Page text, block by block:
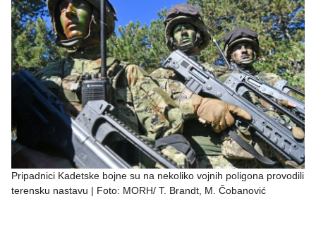
Pripadnici Kadetske bojne su na nekoliko vojnih poligona provodili
terensku nastavu | Foto: MORH/ T. Brandt, M. Čobanović